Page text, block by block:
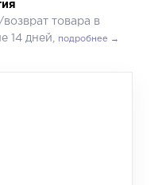
товара в
14 дней,
подробнее →